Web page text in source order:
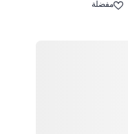
مفضلة